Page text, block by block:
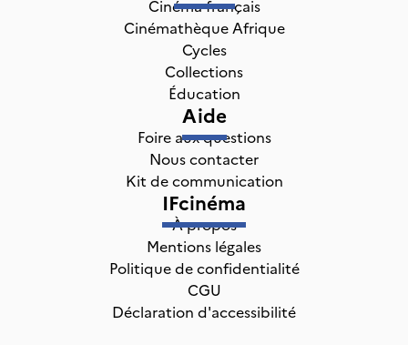
Cinéma français
Cinémathèque Afrique
Cycles
Collections
Éducation
Aide
Foire aux questions
Nous contacter
Kit de communication
IFcinéma
À propos
Mentions légales
Politique de confidentialité
CGU
Déclaration d'accessibilité